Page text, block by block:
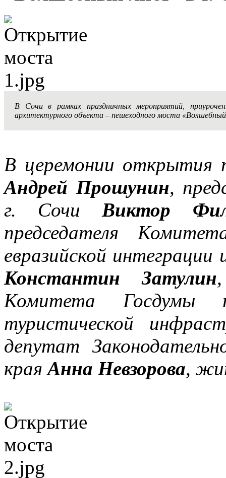
В Сочи в рамках праздничных мероприятий,
архитектурного объекта – пешеходного моста
В церемонии открытия
Андрей Прошунин,
г. СочиВиктор
председателя
евразийской интеграции
Константин Затулин
Комитета Госдумы
туристической
депутат
краяАнна Невзорова,